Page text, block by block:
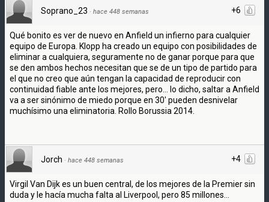
+6
Soprano_23 · hace 448 semanas
Qué bonito es ver de nuevo en Anfield un infierno para cualquier
equipo de Europa. Klopp ha creado un equipo con posibilidades de
eliminar a cualquiera, seguramente no de ganar porque para que
se den ambos hechos necesitan que se de un tipo de partido para
el que no creo que aún tengan la capacidad de reproducir con
continuidad fiable ante los mejores, pero... lo dicho, saltar a Anfield
va a ser sinónimo de miedo porque en 30' pueden desnivelar
muchísimo una eliminatoria. Rollo Borussia 2014.
+4
Jorch · hace 448 semanas
Virgil Van Dijk es un buen central, de los mejores de la Premier sin
duda y le hacía mucha falta al Liverpool, pero 85 millones...